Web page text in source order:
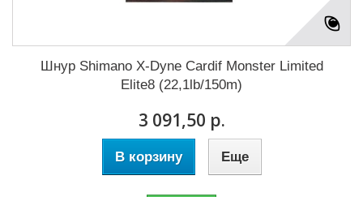
Шнур Shimano X-Dyne Cardif Monster Limited
Elite8 (22,1lb/150m)
3 091,50 р.
В корзину Еще